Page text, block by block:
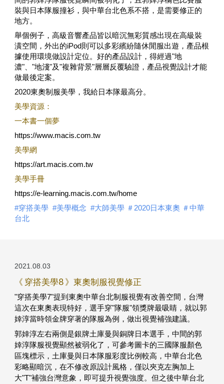
裝與日本隊服撞衫，與中華台北色系不搭，是需要修正的
地方。
舉個例子，高級音響產品皆以暗沉無彩質感出現在高級裝
潢空間，外出的iPod則可以多彩繽紛隨休閒服出遊，產品根
據使用環境做設計定位。好的產品設計，得經過"地
濃"、"地淺"及"複雜背景"層層反覆驗證，產品視覺設計才能
做最後定案。
2020東奧制服美學，我給日本隊最高分。
美學資源：
一本書一個夢
https://www.macis.com.tw
美學網
https://art.macis.com.tw
美學手冊
https://e-learning.macis.com.tw/home
#穿搭美學 #美學概念 #大師美學 ＃2020日本東奧 ＃中華
台北
2021.08.03
《 穿搭美學8 》東奧制服視覺修正
"穿搭美學7"提到東奧中華台北制服視覺有改善空間，台灣
這次在東奧表現特好，選手穿"隊服"領獎牌最吸睛，就以郭
婞淳當時領金牌穿著的隊服為例，做出視覺補強建議。
郭婞淳左右兩側是銀牌土庫曼與銅牌日本選手，中間的郭
婞淳隊服視覺顯然被弱化了，可參考圖卡的三國隊服顏色
區塊標示，土庫曼與日本隊服彩度比例較高，中華台北色
彩略顯暗沉，在不修改原設計風格，僅以夾克左胸加上
大"T"補強台灣意象，即可提升視覺強度。但之後中華台北